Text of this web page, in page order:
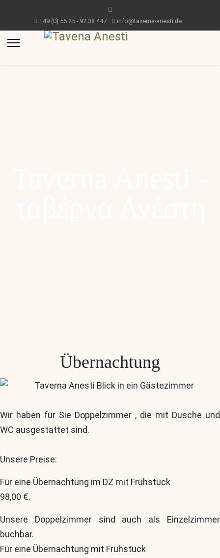
+49 (0) 56 25 - 92 38 447 info@taverna-anesti.de
Übernachtung
Wir haben für Sie Doppelzimmer , die mit Dusche und
WC ausgestattet sind.
Unsere Preise:
Für eine Übernachtung im DZ mit Frühstück
98,00 €.
Unsere Doppelzimmer sind auch als Einzelzimmer
buchbar.
Für eine Übernachtung mit Frühstück